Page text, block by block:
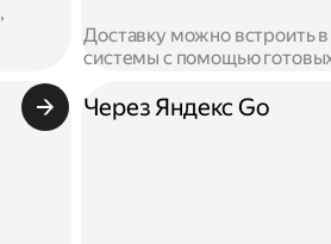
Доставку можно встроить в
системы с помощью
Через Яндекс Go